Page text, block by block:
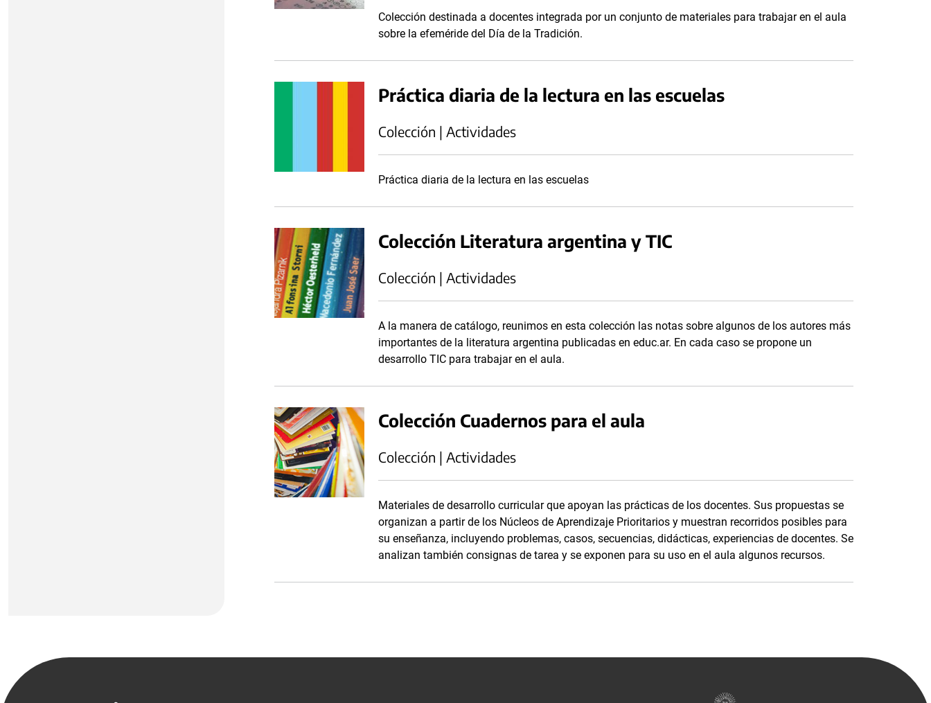
Colección destinada a docentes integrada por un conjunto de materiales para trabajar en el aula
sobre la efeméride del Día de la Tradición.
Práctica diaria de la lectura en las escuelas
Colección | Actividades
Práctica diaria de la lectura en las escuelas
Colección Literatura argentina y TIC
Colección | Actividades
A la manera de catálogo, reunimos en esta colección las notas sobre algunos de los autores más
importantes de la literatura argentina publicadas en educ.ar. En cada caso se propone un
desarrollo TIC para trabajar en el aula.
Colección Cuadernos para el aula
Colección | Actividades
Materiales de desarrollo curricular que apoyan las prácticas de los docentes. Sus propuestas se
organizan a partir de los Núcleos de Aprendizaje Prioritarios y muestran recorridos posibles para
su enseñanza, incluyendo problemas, casos, secuencias, didácticas, experiencias de docentes. Se
analizan también consignas de tarea y se exponen para su uso en el aula algunos recursos.